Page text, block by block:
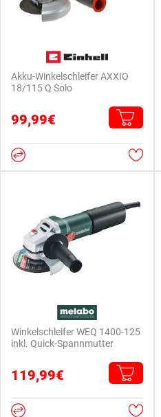
Akku-Winkelschleifer AXXIO
18/115 Q Solo
99,99€
Winkelschleifer WEQ 1400-125
inkl. Quick-Spannmutter
119,99€